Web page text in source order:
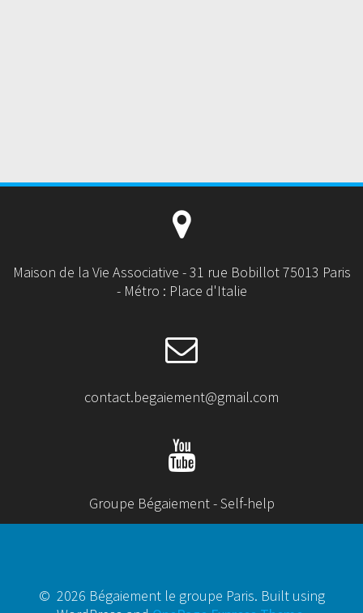
Maison de la Vie Associative - 31 rue Bobillot 75013 Paris
- Métro : Place d'Italie
contact.begaiement@gmail.com
Groupe Bégaiement - Self-help
© 2026 Bégaiement le groupe Paris. Built using